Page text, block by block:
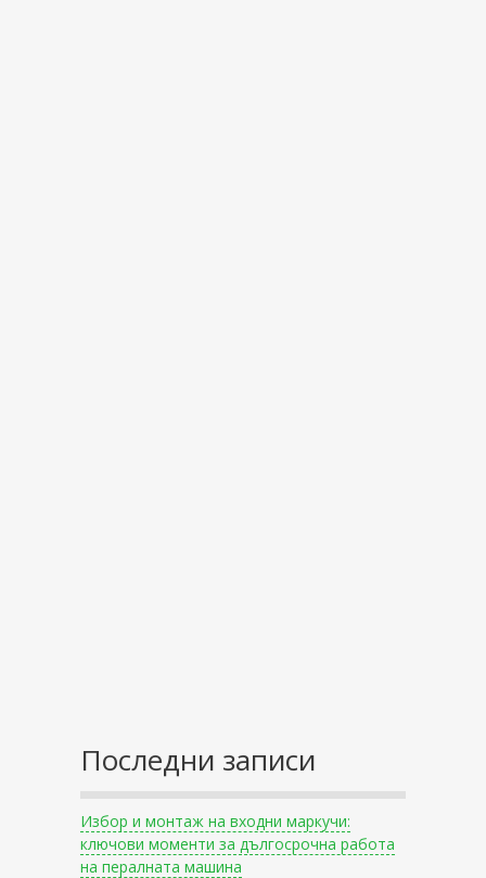
Последни записи
Избор и монтаж на входни маркучи:
ключови моменти за дългосрочна работа
на пералната машина